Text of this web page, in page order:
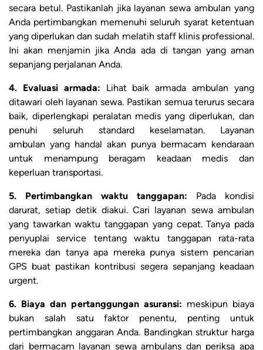
secara betul. Pastikanlah jika layanan sewa ambulan yang
Anda pertimbangkan memenuhi seluruh syarat ketentuan
yang diperlukan dan sudah melatih staff klinis professional.
Ini akan menjamin jika Anda ada di tangan yang aman
sepanjang perjalanan Anda.
4. Evaluasi armada: Lihat baik armada ambulan yang
ditawari oleh layanan sewa. Pastikan semua terurus secara
baik, diperlengkapi peralatan medis yang diperlukan, dan
penuhi seluruh standard keselamatan. Layanan
ambulan yang handal akan punya bermacam kendaraan
untuk menampung beragam keadaan medis dan
keperluan transportasi.
5. Pertimbangkan waktu tanggapan: Pada kondisi
darurat, setiap detik diakui. Cari layanan sewa ambulan
yang tawarkan waktu tanggapan yang cepat. Tanya pada
penyuplai service tentang waktu tanggapan rata-rata
mereka dan tanya apa mereka punya sistem pencarian
GPS buat pastikan kontribusi segera sepanjang keadaan
urgent.
6. Biaya dan pertanggungan asuransi: meskipun biaya
bukan salah satu faktor penentu, penting untuk
pertimbangkan anggaran Anda. Bandingkan struktur harga
dari bermacam layanan sewa ambulans dan periksa apa